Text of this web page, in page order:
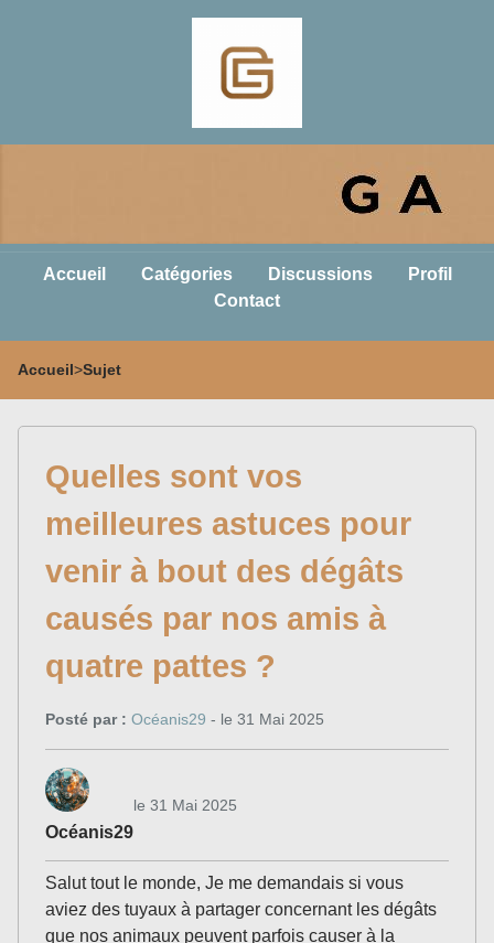
Accueil Catégories Discussions
Profil
Contact
Accueil>Sujet
Quelles sont vos
meilleures astuces pour
venir à bout des dégâts
causés par nos amis à
quatre pattes ?
Posté par : Océanis29 - le 31 Mai 2025
Océanis29
le 31 Mai 2025
Salut tout le monde, Je me demandais si vous
aviez des tuyaux à partager concernant les dégâts
que nos animaux peuvent parfois causer à la